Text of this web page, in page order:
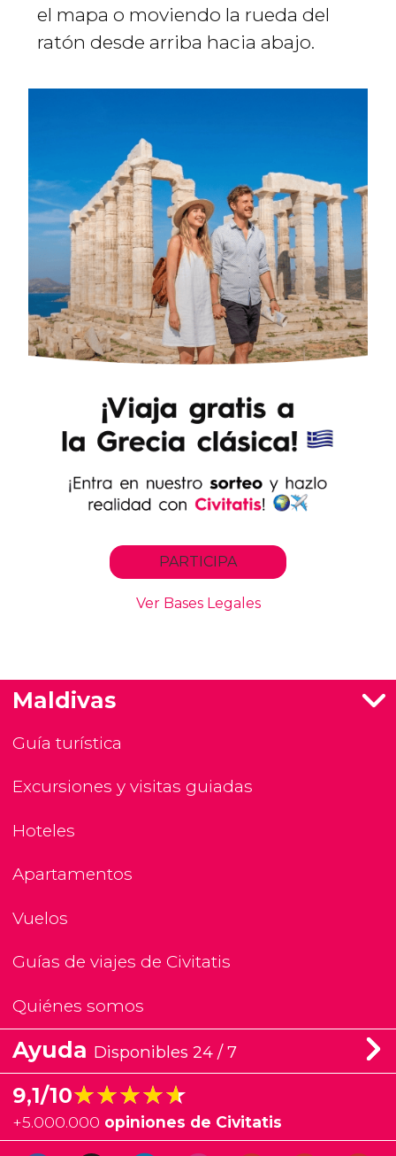
el mapa o moviendo la rueda del
ratón desde arriba hacia abajo.
Maldivas
Guía turística
Excursiones y visitas guiadas
Hoteles
Apartamentos
Vuelos
Guías de viajes de Civitatis
Quiénes somos
Ayuda Disponibles 24 / 7
9,1/10★★★★★
★★★★★
+5.000.000 opiniones de Civitatis